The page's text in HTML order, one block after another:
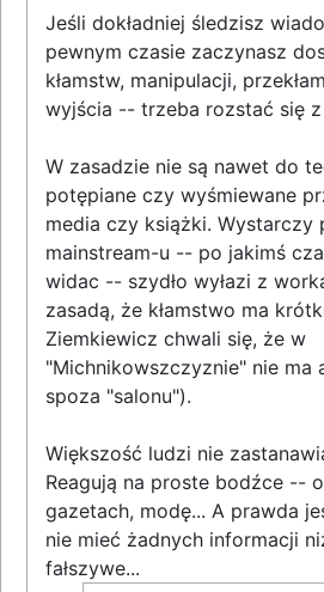
Jeśli dokładniej śledzisz
pewnym czasie zaczynasz
kłamstw, manipulacji,
wyjścia -- trzeba rozstać się
W zasadzie nie są nawet do
potępiane czy wyśmiewane
media czy książki. Wystarczy
mainstream-u -- po jakimś
widac -- szydło wyłazi z
zasadą, że kłamstwo ma
Ziemkiewicz chwali się, że w
"Michnikowszczyznie" nie ma
spoza "salonu").
Większość ludzi nie
Reagują na proste bodźce --
gazetach, modę... A prawda
nie mieć żadnych informacji
fałszywe...